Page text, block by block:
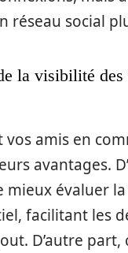
réseau social
la visibilité des
vos amis en
avantages.
mieux évaluer la
facilitant les
D’autre part,